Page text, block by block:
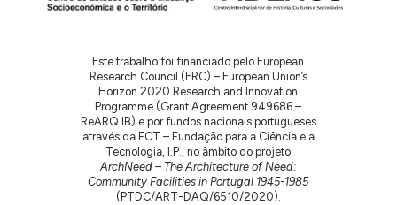
Este trabalho foi financiado pelo European
Research Council (ERC) – European Union’s
Horizon 2020 Research and Innovation
Programme (Grant Agreement 949686 –
ReARQ.IB) e por fundos nacionais portugueses
através da FCT – Fundação para a Ciência e a
Tecnologia, I.P., no âmbito do projeto
ArchNeed – The Architecture of Need:
Community Facilities in Portugal 1945-1985
(PTDC/ART-DAQ/6510/2020).